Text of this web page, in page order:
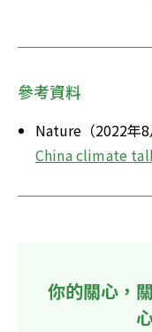
參考資料
Nature（2022年8
China climate
你的關心，